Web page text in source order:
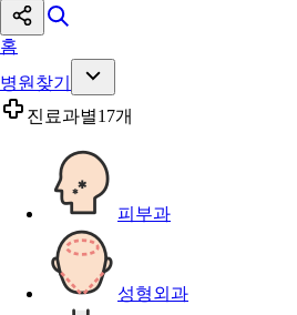
홈
병원찾기
진료과별17개
피부과
성형외과